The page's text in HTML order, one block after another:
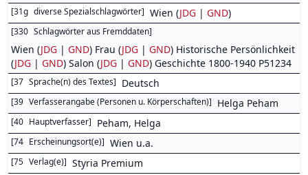
[31g diverse Spezialschlagwörter] Wien (JDG | GND)
[330 Schlagwörter aus Fremddaten]
Wien (JDG | GND) Frau (JDG | GND) Historische Persönlichkeit
(JDG | GND) Salon (JDG | GND) Geschichte 1800-1940 P51234
[37 Sprache(n) des Textes] Deutsch
[39 Verfasserangabe (Personen u. Körperschaften)] Helga Peham
[40 Hauptverfasser] Peham, Helga
[74 Erscheinungsort(e)] Wien u.a.
[75 Verlag(e)] Styria Premium